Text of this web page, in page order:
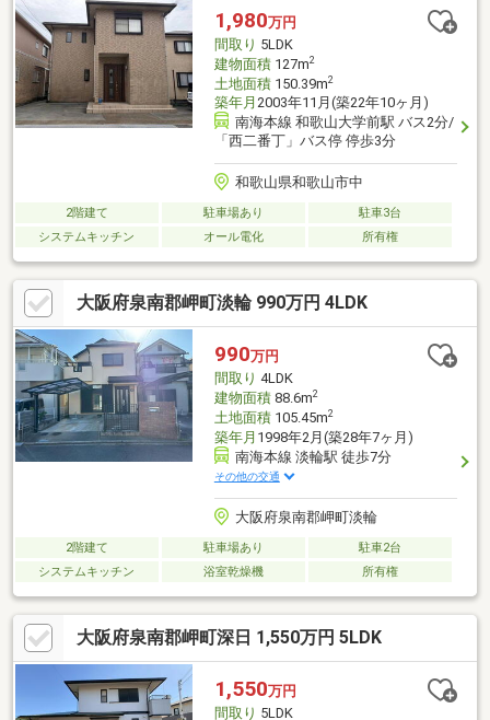
1,980万円
間取り 5LDK
建物面積127m2
土地面積150.39m2
築年月 2003年11月(築22年10ヶ月)
南海本線 和歌山大学前駅 バス2分/
「西二番丁」バス停 停歩3分
和歌山県和歌山市中
2階建て 駐車場あり
駐車3台
システムキッチン
オール電化 所有権
大阪府泉南郡岬町淡輪 990万円 4LDK
990万円
間取り 4LDK
建物面積88.6m2
土地面積105.45m2
築年月 1998年2月(築28年7ヶ月)
南海本線 淡輪駅 徒歩7分
その他の交通
大阪府泉南郡岬町淡輪
2階建て 駐車場あり
駐車2台
システムキッチン
浴室乾燥機 所有権
大阪府泉南郡岬町深日 1,550万円 5LDK
1,550万円
間取り 5LDK